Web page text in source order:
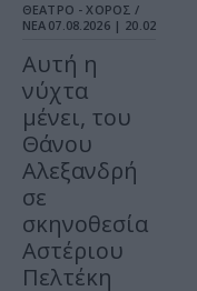
ΘΕΑΤΡΟ - ΧΟΡΟΣ /
ΝΕΑ 07.08.2026 | 20.02
Αυτή η
νύχτα
μένει, του
Θάνου
Αλεξανδρή
σε
σκηνοθεσία
Αστέριου
Πελτέκη